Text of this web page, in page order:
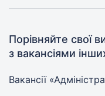
Порівняйте свої
з вакансіями
Вакансії